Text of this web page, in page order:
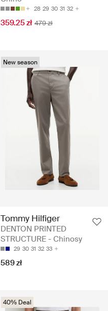
28 29 30 31 32
359.25 zł 479 zł
New season
Tommy Hilfiger
DENTON PRINTED
STRUCTURE - Chinosy
29 30 31 32 33
589 zł
40% Deal